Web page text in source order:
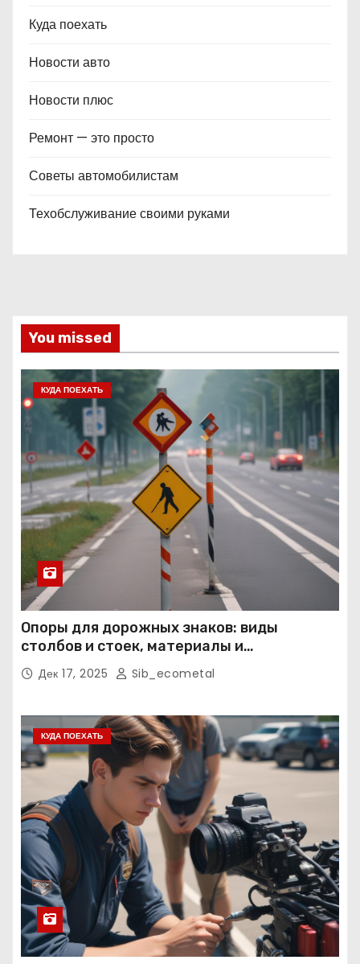
Куда поехать
Новости авто
Новости плюс
Ремонт — это просто
Советы автомобилистам
Техобслуживание своими руками
You missed
КУДА ПОЕХАТЬ
Опоры для дорожных знаков: виды
столбов и стоек, материалы и
нормативные требования
Дек 17, 2025 Sib_ecometal
КУДА ПОЕХАТЬ